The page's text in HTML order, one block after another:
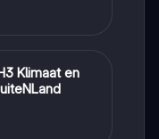
Klimaat en